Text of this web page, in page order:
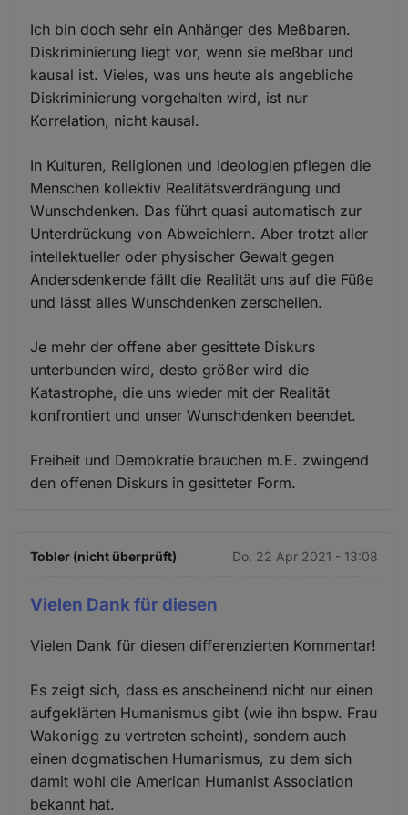
Ich bin doch sehr ein Anhänger des Meßbaren.
Diskriminierung liegt vor, wenn sie meßbar und
kausal ist. Vieles, was uns heute als angebliche
Diskriminierung vorgehalten wird, ist nur
Korrelation, nicht kausal.
In Kulturen, Religionen und Ideologien pflegen die
Menschen kollektiv Realitätsverdrängung und
Wunschdenken. Das führt quasi automatisch zur
Unterdrückung von Abweichlern. Aber trotzt aller
intellektueller oder physischer Gewalt gegen
Andersdenkende fällt die Realität uns auf die Füße
und lässt alles Wunschdenken zerschellen.
Je mehr der offene aber gesittete Diskurs
unterbunden wird, desto größer wird die
Katastrophe, die uns wieder mit der Realität
konfrontiert und unser Wunschdenken beendet.
Freiheit und Demokratie brauchen m.E. zwingend
den offenen Diskurs in gesitteter Form.
Tobler (nicht überprüft) Do. 22 Apr 2021 - 13:08
Vielen Dank für diesen
Vielen Dank für diesen differenzierten Kommentar!
Es zeigt sich, dass es anscheinend nicht nur einen
aufgeklärten Humanismus gibt (wie ihn bspw. Frau
Wakonigg zu vertreten scheint), sondern auch
einen dogmatischen Humanismus, zu dem sich
damit wohl die American Humanist Association
bekannt hat.